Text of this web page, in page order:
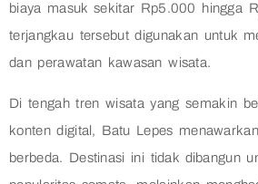
biaya masuk sekitar Rp5.000 hingga
terjangkau tersebut digunakan untuk
dan perawatan kawasan wisata.
Di tengah tren wisata yang semakin
konten digital, Batu Lepes
berbeda. Destinasi ini tidak dibangun